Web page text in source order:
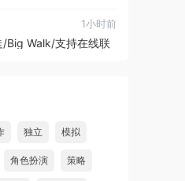
1小时前
/Big Walk/支持在线联
the Archon
1小时前
独立 模拟
角色扮演 策略